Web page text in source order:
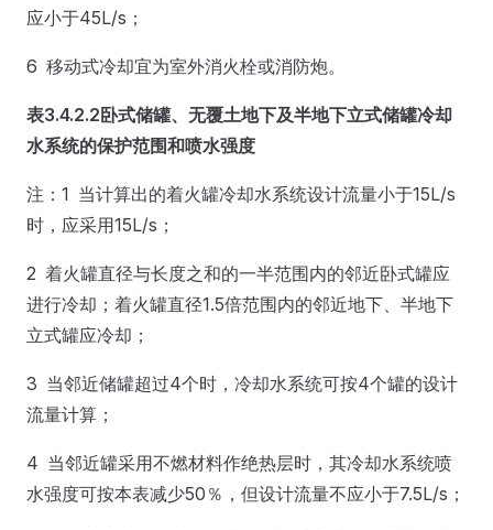
应小于45L/s；
6 移动式冷却宜为室外消火栓或消防炮。
表3.4.2.2 卧式储罐、无覆土地下及半地下立式储罐冷却
水系统的保护范围和喷水强度
注：1 当计算出的着火罐冷却水系统设计流量小于15L/s
时，应采用15L/s；
2 着火罐直径与长度之和的一半范围内的邻近卧式罐应
进行冷却；着火罐直径1.5倍范围内的邻近地下、半地下
立式罐应冷却；
3 当邻近储罐超过4个时，冷却水系统可按4个罐的设计
流量计算；
4 当邻近罐采用不燃材料作绝热层时，其冷却水系统喷
水强度可按本表减少50％，但设计流量不应小于7.5L/s；